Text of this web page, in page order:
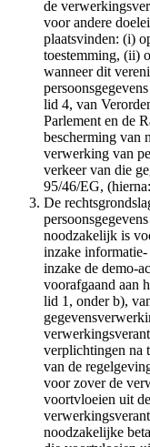
de
voor andere
plaatsvinden: (i)
toestemming, (ii)
wanneer dit
lid 4, van
Parlement en de
bescherming van
verwerking van
verkeer van die
95/46/EG,
De
noodzakelijk is
inzake informatie-
inzake de demo-
voorafgaand aan
lid 1, onder b),
verplichtingen na
van de
voor zover de
voortvloeien uit
noodzakelijke